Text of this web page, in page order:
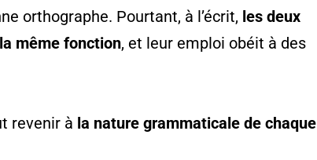
orthographe. Pourtant, à l’écrit, les deux
même fonction, et leur emploi obéit à des
revenir à la nature grammaticale de chaque